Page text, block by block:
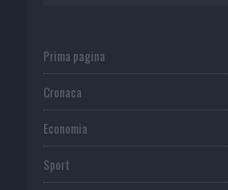
Prima pagina
Cronaca
Economia
Sport